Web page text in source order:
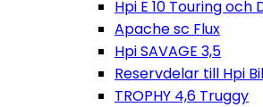
Hpi E 10 Touring och
Apache sc Flux
Hpi SAVAGE 3,5
Reservdelar till Hpi
TROPHY 4,6 Truggy